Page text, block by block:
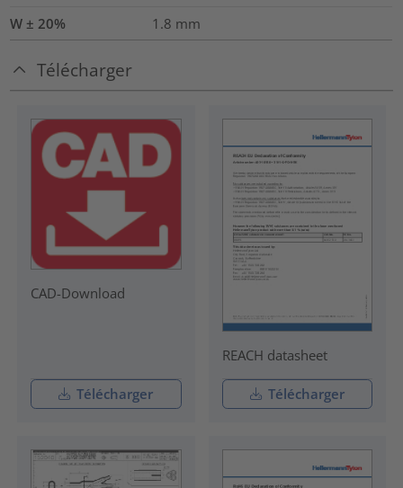
W ± 20%
1.8 mm
Télécharger
CAD-Download
Télécharger
REACH datasheet
Télécharger